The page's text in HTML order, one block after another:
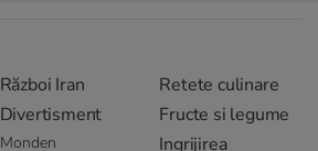
Război Iran
Divertisment
Monden
Retete culinare
Fructe si legume
Ingrijirea